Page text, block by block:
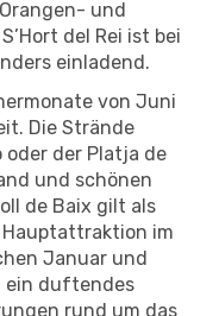
und
del Rei ist bei
einladend.
von Juni
Die Strände
oder der Platja de
und schönen
de Baix gilt als
Hauptattraktion im
Januar und
ein duftendes
rund um das